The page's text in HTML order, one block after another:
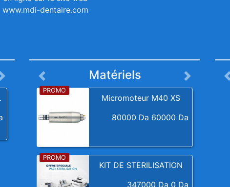
www.mdi-dentaire.com
Matériels
Micromoteur M40 XS
80000 Da 60000 Da
KIT DE STERILISATION
347000 Da 0 Da